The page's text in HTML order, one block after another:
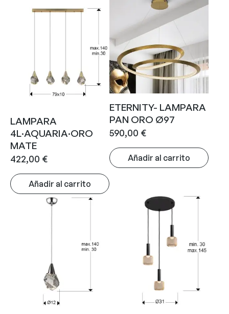
LAMPARA
4L·AQUARIA·ORO
MATE
422,00 €
Añadir al carrito
ETERNITY- LAMPARA
PAN ORO Ø97
590,00 €
Añadir al carrito